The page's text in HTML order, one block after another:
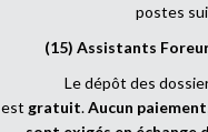
postes
(15) Assistants
Le dépôt des
est gratuit.Aucun